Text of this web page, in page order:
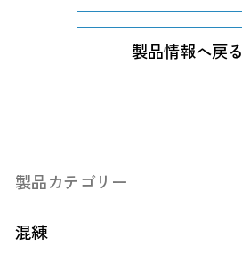
製品情報へ戻る
製品カテゴリー
混練